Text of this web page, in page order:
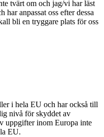
tvärt om och jag/vi har läst
anpassat oss efter dessa
bli en tryggare plats för oss
i hela EU och har också till
nivå för skyddet av
uppgifter inom Europa inte
EU.